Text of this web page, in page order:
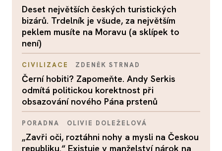
Deset největších českých turistických
bizárů. Trdelník je všude, za největším
peklem musíte na Moravu (a sklípek to
není)
CIVILIZACE ZDENĚK STRNAD
Černí hobiti? Zapomeňte. Andy Serkis
odmítá politickou korektnost při
obsazování nového Pána prstenů
PORADNA OLIVIE DOLEŽELOVÁ
„Zavři oči, roztáhni nohy a mysli na Českou
republiku.“ Existuje v manželství nárok na